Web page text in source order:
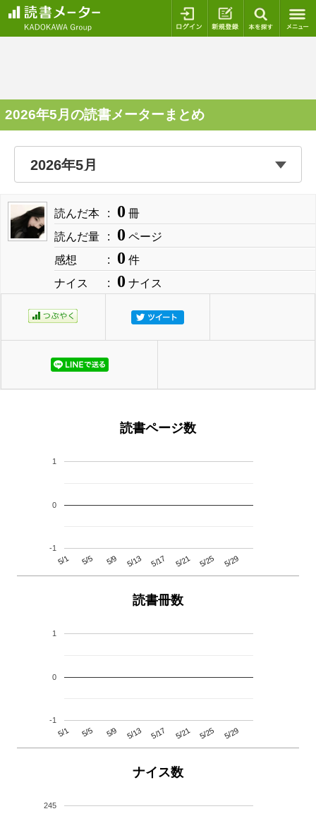
ログイン 新規登録
2026年5月の読書メーターまとめ
読んだ本 0 冊
読んだ量
0 ページ
感想
0 件
ナイス
0 ナイス
読書ページ数
5/1 5/5 5/9 5/13 5/17 5/21 5/25 5/29
-1
0
1
読書冊数
5/1 5/5 5/9 5/13 5/17 5/21 5/25 5/29
-1
0
1
ナイス数
245